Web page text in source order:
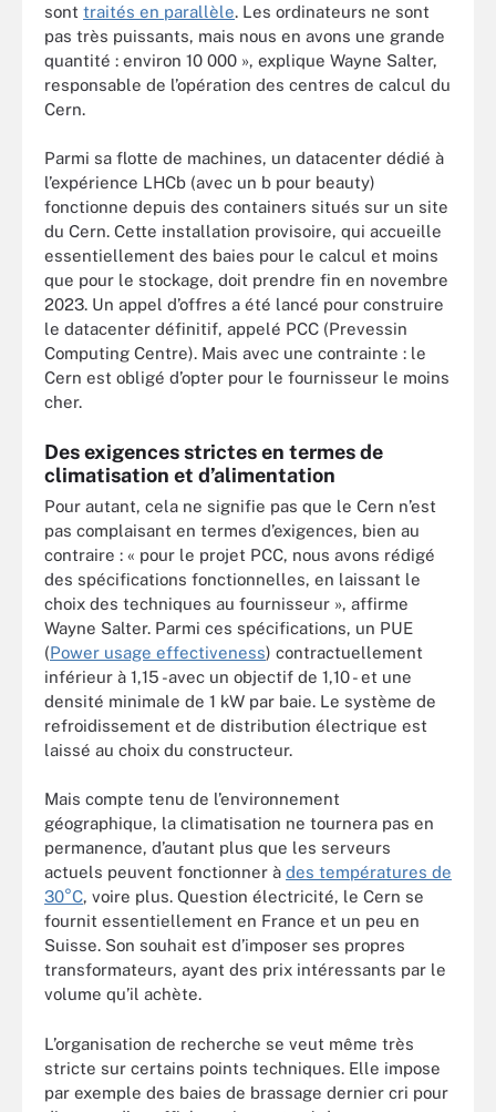
sont traités en parallèle. Les ordinateurs ne sont
pas très puissants, mais nous en avons une grande
quantité : environ 10 000 », explique Wayne Salter,
responsable de l’opération des centres de calcul du
Cern.
Parmi sa flotte de machines, un datacenter dédié à
l’expérience LHCb (avec un b pour beauty)
fonctionne depuis des containers situés sur un site
du Cern. Cette installation provisoire, qui accueille
essentiellement des baies pour le calcul et moins
que pour le stockage, doit prendre fin en novembre
2023. Un appel d’offres a été lancé pour construire
le datacenter définitif, appelé PCC (Prevessin
Computing Centre). Mais avec une contrainte : le
Cern est obligé d’opter pour le fournisseur le moins
cher.
Des exigences strictes en termes de
climatisation et d’alimentation
Pour autant, cela ne signifie pas que le Cern n’est
pas complaisant en termes d’exigences, bien au
contraire : « pour le projet PCC, nous avons rédigé
des spécifications fonctionnelles, en laissant le
choix des techniques au fournisseur », affirme
Wayne Salter. Parmi ces spécifications, un PUE
(Power usage effectiveness) contractuellement
inférieur à 1,15 -avec un objectif de 1,10 - et une
densité minimale de 1 kW par baie. Le système de
refroidissement et de distribution électrique est
laissé au choix du constructeur.
Mais compte tenu de l’environnement
géographique, la climatisation ne tournera pas en
permanence, d’autant plus que les serveurs
actuels peuvent fonctionner à des températures de
30°C, voire plus. Question électricité, le Cern se
fournit essentiellement en France et un peu en
Suisse. Son souhait est d’imposer ses propres
transformateurs, ayant des prix intéressants par le
volume qu’il achète.
L’organisation de recherche se veut même très
stricte sur certains points techniques. Elle impose
par exemple des baies de brassage dernier cri pour